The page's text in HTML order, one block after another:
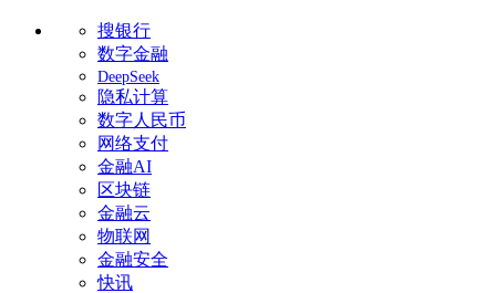
搜银行
数字金融
DeepSeek
隐私计算
数字人民币
网络支付
金融AI
区块链
金融云
物联网
金融安全
快讯